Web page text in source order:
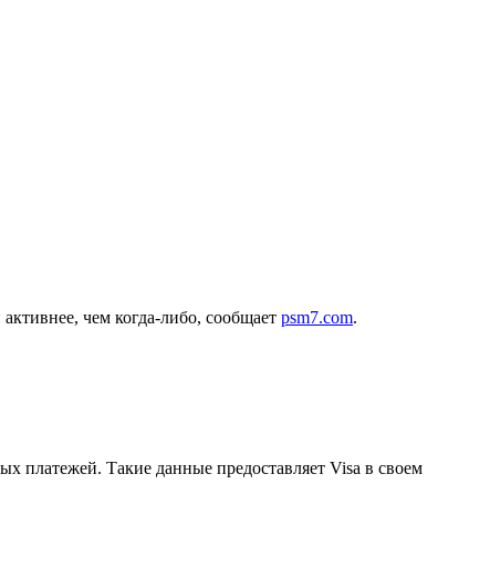
чем когда-либо, сообщает psm7.com.
платежей. Такие данные предоставляет Visa в своем